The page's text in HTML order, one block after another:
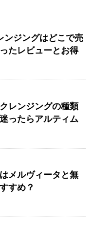
ンジングはどこで売
たレビューとお得
レンジングの種類
ったらアルティム
メルヴィータと無
すめ？